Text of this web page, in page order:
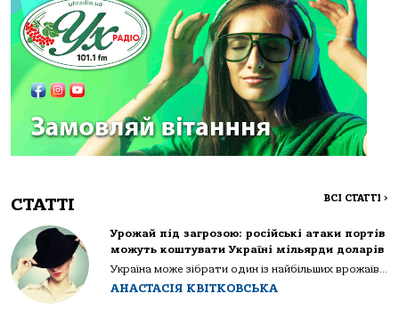
СТАТТІ ВСІ СТАТТІ >
Урожай під загрозою: російські атаки портів
можуть коштувати Україні мільярди доларів
Україна може зібрати один із найбільших врожаїв...
АНАСТАСІЯ КВІТКОВСЬКА